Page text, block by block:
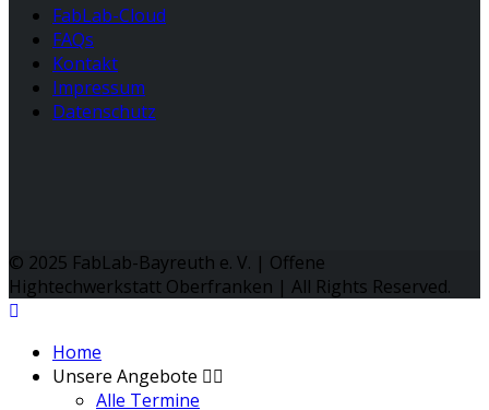
FabLab-Cloud
FAQs
Kontakt
Impressum
Datenschutz
© 2025 FabLab-Bayreuth e. V. | Offene
Hightechwerkstatt Oberfranken | All Rights Reserved.
Home
Unsere Angebote
Alle Termine